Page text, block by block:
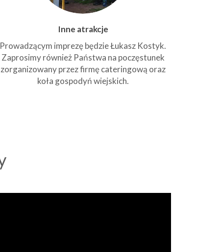
Inne atrakcje
Prowadzącym imprezę będzie Łukasz Kostyk.
Zaprosimy również Państwa na poczęstunek
zorganizowany przez firmę cateringową oraz
koła gospodyń wiejskich.